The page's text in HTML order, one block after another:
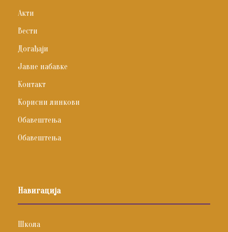
Акти
Вести
Догађаји
Јавне набавке
Контакт
Корисни линкови
Обавештења
Обавештења
Навигација
Школа